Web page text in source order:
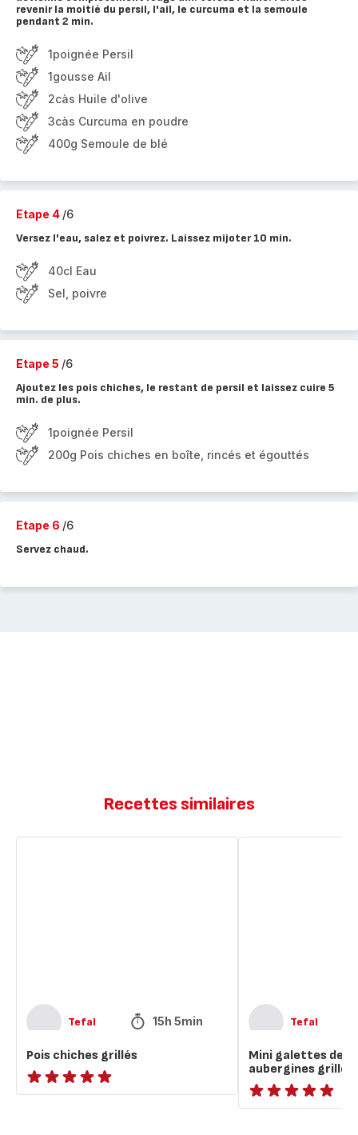
revenir la moitié du persil, l'ail, le curcuma et la semoule
pendant 2 min.
1poignée Persil
1gousse Ail
2càs Huile d'olive
3càs Curcuma en poudre
400g Semoule de blé
Etape 4 /6
Versez l'eau, salez et poivrez. Laissez mijoter 10 min.
40cl Eau
Sel, poivre
Etape 5 /6
Ajoutez les pois chiches, le restant de persil et laissez cuire 5
min. de plus.
1poignée Persil
200g Pois chiches en boîte, rincés et égouttés
Etape 6 /6
Servez chaud.
Recettes similaires
Tefal 15h 5min
Pois chiches grillés
ratings.NaN
Tefal
Mini galettes de
aubergines
ratings.NaN